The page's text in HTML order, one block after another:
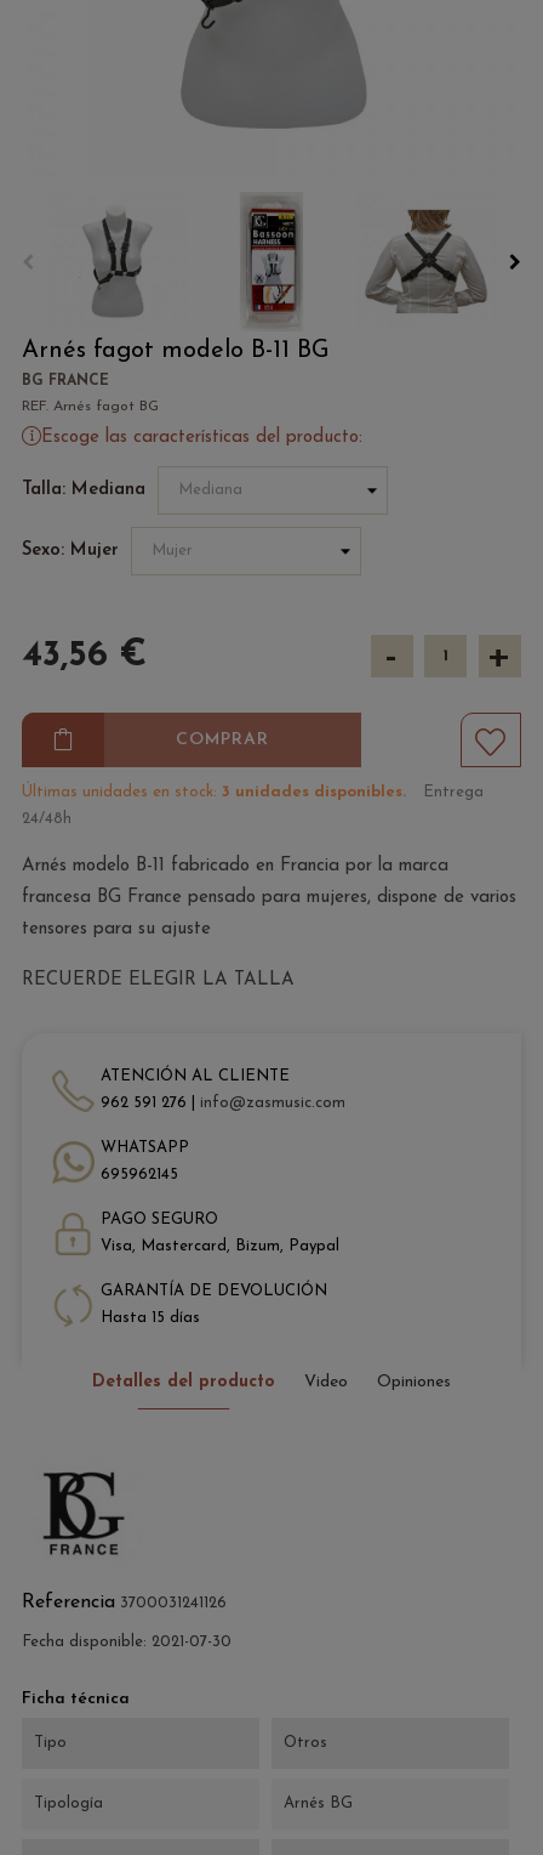
Arnés fagot modelo B-11 BG
BG FRANCE
REF. Arnés fagot BG
Escoge las características del producto:
Talla: Mediana
Sexo: Mujer
43,56 € - +
COMPRAR
Últimas unidades en stock: 3 unidades disponibles.
Entrega
24/48h
Arnés modelo B-11 fabricado en Francia por la marca
francesa BG France pensado para mujeres, dispone de varios
tensores para su ajuste
RECUERDE ELEGIR LA TALLA
ATENCIÓN AL CLIENTE
962 591 276 | info@zasmusic.com
WHATSAPP
695962145
PAGO SEGURO
Visa, Mastercard, Bizum, Paypal
GARANTÍA DE DEVOLUCIÓN
Hasta 15 días
Detalles del producto Video Opiniones
Referencia 3700031241126
Fecha disponible: 2021-07-30
Ficha técnica
Tipo Otros
Tipología Arnés BG